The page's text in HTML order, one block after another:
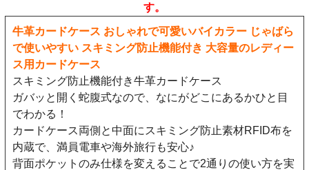
す。
牛革カードケース おしゃれで可愛いバイカラー じゃばら
で使いやすい スキミング防止機能付き 大容量のレディー
ス用カードケース
スキミング防止機能付き牛革カードケース
ガバッと開く蛇腹式なので、なにがどこにあるかひと目
でわかる！
カードケース両側と中面にスキミング防止素材RFID布を
内蔵で、満員電車や海外旅行も安心♪
背面ポケットのみ仕様を変えることで2通りの使い方を実